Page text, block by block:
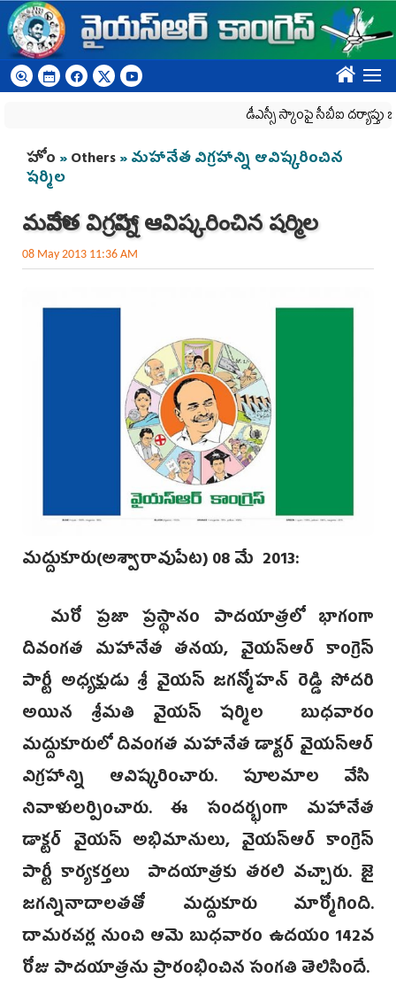
Skip to main content
????
డీఎస్సీ స్కాంపై సీబీఐ దర్యాప్తు
You are here
హోం »Others» మహానేత విగ్రహాన్ని ఆవిష్కరించిన
షర్మిల
మహానేత విగ్రహాన్ని ఆవిష్కరించిన షర్మిల
08 May 2013 11:36 AM
మద్దుకూరు(అశ్వారావుపేట) 08 మే 2013:
మరో ప్రజా ప్రస్థానం పాదయాత్రలో భాగంగా
దివంగత మహానేత తనయ, వైయస్ఆర్ కాంగ్రెస్
పార్టీ అధ్యక్షుడు శ్రీ వైయస్ జగన్మోహన్ రెడ్డి సోదరి
అయిన శ్రీమతి వైయస్ షర్మిల బుధవారం
మద్దుకూరులో దివంగత మహానేత డాక్టర్ వైయస్ఆర్
విగ్రహాన్ని ఆవిష్కరించారు. పూలమాల వేసి
నివాళులర్పించారు. ఈ సందర్భంగా మహానేత
డాక్టర్ వైయస్ అభిమానులు, వైయస్ఆర్ కాంగ్రెస్
పార్టీ కార్యకర్తలు పాదయాత్రకు తరలి వచ్చారు. జై
జగన్నినాదాలతతో మద్దుకూరు మార్మోగింది.
దామరచర్ల నుంచి ఆమె బుధవారం ఉదయం 142వ
రోజు పాదయాత్రను ప్రారంభించిన సంగతి తెలిసిందే.